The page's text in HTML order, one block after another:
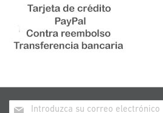
Inscríbase